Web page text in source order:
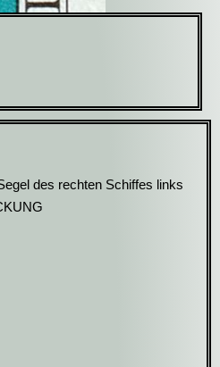
des rechten Schiffes links